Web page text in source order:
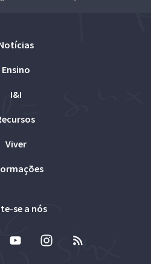
Ensino
I&I
Viver
se a nós